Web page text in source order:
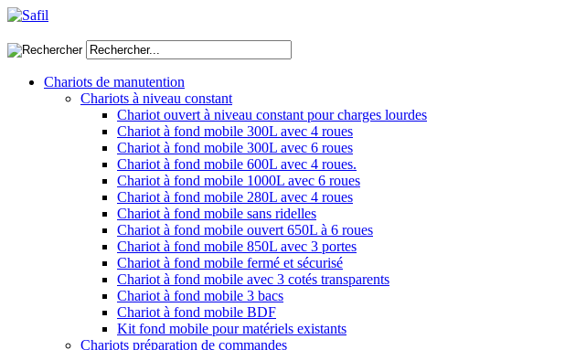
Chariots de manutention
Chariots à niveau constant
Chariot ouvert à niveau constant pour charges lourdes
Chariot à fond mobile 300L avec 4 roues
Chariot à fond mobile 300L avec 6 roues
Chariot à fond mobile 600L avec 4 roues.
Chariot à fond mobile 1000L avec 6 roues
Chariot à fond mobile 280L avec 4 roues
Chariot à fond mobile sans ridelles
Chariot à fond mobile ouvert 650L à 6 roues
Chariot à fond mobile 850L avec 3 portes
Chariot à fond mobile fermé et sécurisé
Chariot à fond mobile avec 3 cotés transparents
Chariot à fond mobile 3 bacs
Chariot à fond mobile BDF
Kit fond mobile pour matériels existants
Chariots préparation de commandes